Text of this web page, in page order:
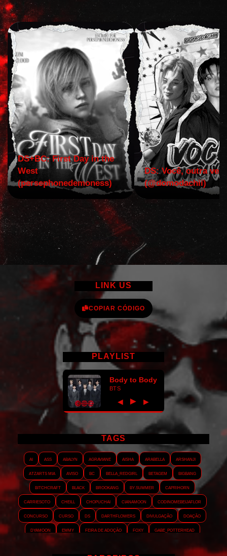
DS+BC: First Day in the
West
(persephonedemoness)
DS: Você, outra vez!
(@domodachii)
LINK US
COPIAR CÓDIGO
PLAYLIST
Body to Body
BTS
◀ ► ▶
TAGS
AI ASS Abalyn Agraviane Aisha Arabella
Arshanji
Atzarts Mia
Aviso BC Bella_RedGirl Betagem
Bigbang
Bitchcraft
Black Brookang By.summer
Caprihorn
Carriesoto
Cheill Chopuchai Cianamoon
Codinomebeijaflor
Concurso
Curso DS Darthflowers Divulgação
Doação
Dyamoon
Emmy Feira de adoção Foxy
Gabe_Potterhead
GeminnieKook